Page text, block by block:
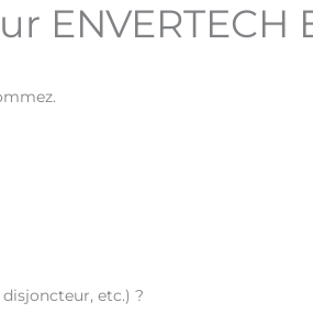
ENVERTECH
etc.) ?